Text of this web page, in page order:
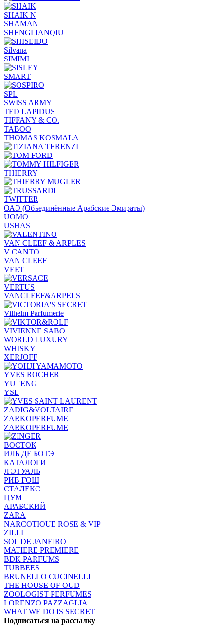
SHAIK N
SHAMAN
SHENGLIANQIU
Silvana
SIMIMI
SMART
SPL
SWISS ARMY
TED LAPIDUS
TIFFANY & CO.
TABOO
THOMAS KOSMALA
THIERRY
TWITTER
ОАЭ (Объединённые Арабские Эмираты)
UOMO
USHAS
VAN CLEEF & ARPLES
V CANTO
VAN CLEEF
VEET
VERTUS
VANCLEEF&ARPELS
Vilhelm Parfumerie
VIVIENNE SABO
WORLD LUXURY
WHISKY
XERJOFF
YVES ROCHER
YUTENG
YSL
ZADIG&VOLTAIRE
ZARKOPERFUME
ZARKOPERFUME
ВОСТОК
ИЛЬ ДЕ БОТЭ
КАТАЛОГИ
Л'ЭТУАЛЬ
РИВ ГОШ
СТАЛЕКС
ЦУМ
АРАБСКИЙ
ZARA
NARCOTIQUE ROSE & VIP
ZILLI
SOL DE JANEIRO
MATIERE PREMIERE
BDK PARFUMS
TUBBEES
BRUNELLO CUCINELLI
THE HOUSE OF OUD
ZOOLOGIST PERFUMES
LORENZO PAZZAGLIA
WHAT WE DO IS SECRET
Подписаться на рассылку